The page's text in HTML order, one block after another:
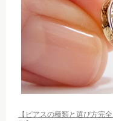
【ピアスの種類と選び方完